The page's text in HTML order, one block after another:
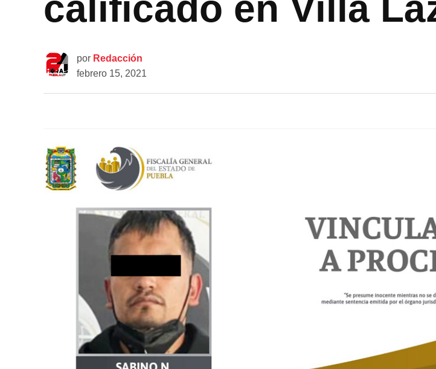
por Redacción
febrero 15, 2021